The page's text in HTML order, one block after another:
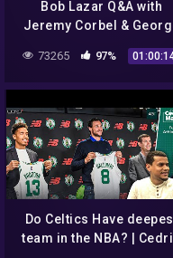
Bob Lazar Q&A with
Jeremy Corbel &
73265 97%
Do Celtics Have
team in the NBA? |